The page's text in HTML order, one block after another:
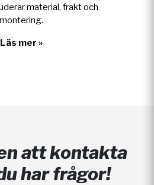
material, frakt och
montering.
Läs mer »
att kontakta
har frågor!